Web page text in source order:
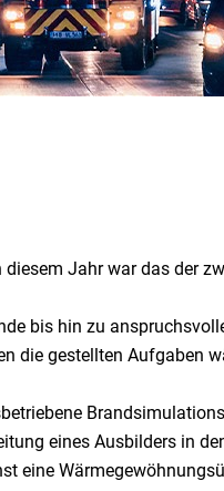
Jahr war das der
bis hin zu
die gestellten Aufgaben
eines Ausbilders in
eine